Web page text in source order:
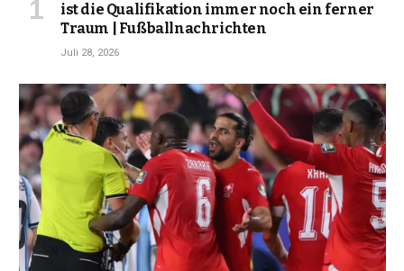
ist die Qualifikation immer noch ein ferner
Traum | Fußballnachrichten
Juli 28, 2026